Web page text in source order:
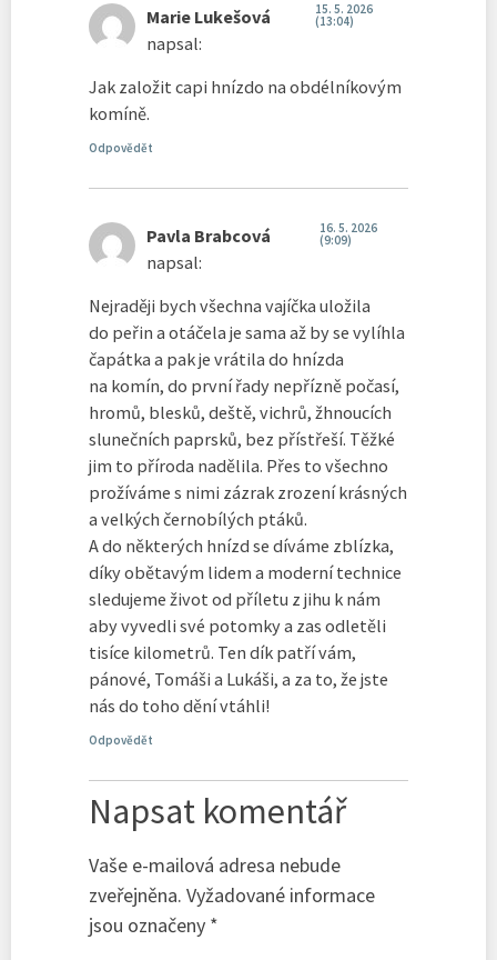
Marie Lukešová
napsal:
15. 5. 2026
(13:04)
Jak založit capi hnízdo na obdélníkovým
komíně.
Odpovědět
Pavla Brabcová
napsal:
16. 5. 2026
(9:09)
Nejraději bych všechna vajíčka uložila
do peřin a otáčela je sama až by se vylíhla
čapátka a pak je vrátila do hnízda
na komín, do první řady nepřízně počasí,
hromů, blesků, deště, vichrů, žhnoucích
slunečních paprsků, bez přístřeší. Těžké
jim to příroda nadělila. Přes to všechno
prožíváme s nimi zázrak zrození krásných
a velkých černobílých ptáků.
A do některých hnízd se díváme zblízka,
díky obětavým lidem a moderní technice
sledujeme život od příletu z jihu k nám
aby vyvedli své potomky a zas odletěli
tisíce kilometrů. Ten dík patří vám,
pánové, Tomáši a Lukáši, a za to, že jste
nás do toho dění vtáhli!
Odpovědět
Napsat komentář
Vaše e-mailová adresa nebude
zveřejněna. Vyžadované informace
jsou označeny *